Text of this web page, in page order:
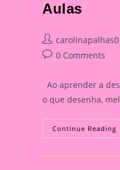
Aulas
Post
author:
Post0 Comments
Ao aprender a
o que desenha,
Continue Reading